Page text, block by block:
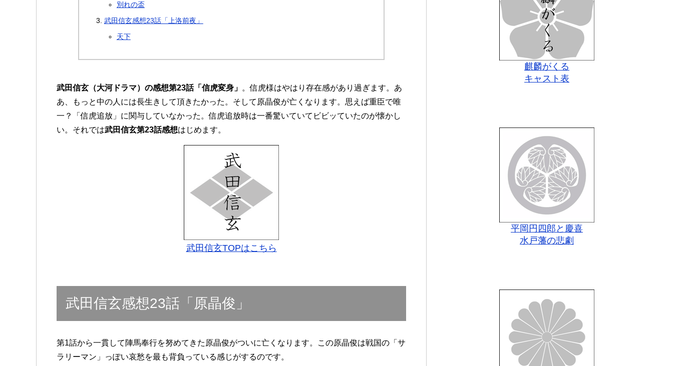
別れの盃
武田信玄感想23話「上洛前夜」
天下
武田信玄（大河ドラマ）の感想第23話「信虎変身」 。信虎様はやはり存在感があり過ぎます。あ
あ、もっと中の人には長生きして頂きたかった。そして原晶俊が亡くなります。思えば重臣で唯
一？「信虎追放」に関与していなかった。信虎追放時は一番驚いていてビビッていたのが懐かし
い。それでは武田信玄第23話感想はじめます。
武田信玄TOPはこちら
武田信玄感想23話「原晶俊」
第1話から一貫して陣馬奉行を努めてきた原晶俊がついに亡くなります。この原晶俊は戦国の「サ
ラリーマン」っぽい哀愁を最も背負っている感じがするのです。
麒麟がくる
キャスト表
平岡円四郎と慶喜
水戸藩の悲劇